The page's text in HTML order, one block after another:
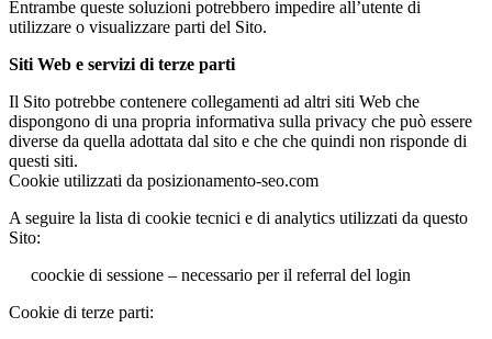
Entrambe queste soluzioni potrebbero impedire all’utente di
utilizzare o visualizzare parti del Sito.
Siti Web e servizi di terze parti
Il Sito potrebbe contenere collegamenti ad altri siti Web che
dispongono di una propria informativa sulla privacy che può essere
diverse da quella adottata dal sito e che che quindi non risponde di
questi siti.
Cookie utilizzati da posizionamento-seo.com
A seguire la lista di cookie tecnici e di analytics utilizzati da questo
Sito:
coockie di sessione – necessario per il referral del login
Cookie di terze parti: